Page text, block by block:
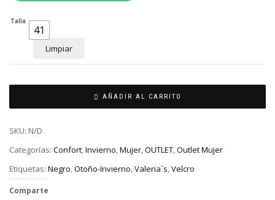
Talla
41
Limpiar
AÑADIR AL CARRITO
SKU: N/D
Categorías: Confort,Invierno,Mujer,OUTLET,Outlet Mujer
Etiquetas: Negro,Otoño-Invierno,Valeria´s,Velcro
Comparte